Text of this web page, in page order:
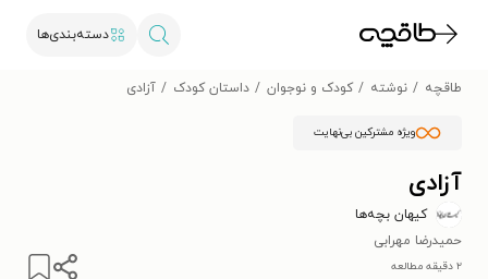
دسته‌بندی‌ها
طاقچه نوشته کودک و نوجوان داستان کودک آزادی
ویژه مشترکین بی‌نهایت
آزادی
کیهان بچه‌ها
حمیدرضا مهرابی
۲ دقیقه مطالعه